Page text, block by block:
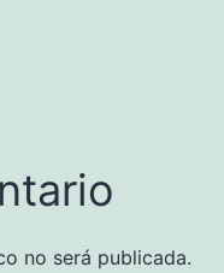
no será publicada.